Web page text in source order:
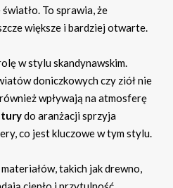
To sprawia, że
większe i bardziej otwarte.
w stylu skandynawskim.
doniczkowych czy ziół nie
wpływają na atmosferę
do aranżacji sprzyja
co jest kluczowe w tym stylu.
takich jak drewno,